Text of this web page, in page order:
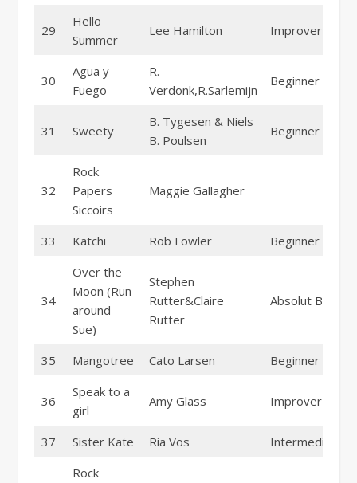
29
Hello
Summer
Lee Hamilton Improver
30
Agua y
Fuego
R.
Verdonk,R.Sarlemijn
Beginner
31 Sweety
B. Tygesen & Niels
B. Poulsen
Beginner
32
Rock
Papers
Siccoirs
Maggie Gallagher
33 Katchi Rob Fowler Beginner
34
Over the
Moon (Run
around
Sue)
Stephen
Rutter&Claire
Rutter
Absolut
35 Mangotree Cato Larsen Beginner
36
Speak to a
girl
Amy Glass Improver
37 Sister Kate Ria Vos Intermediate
Rock